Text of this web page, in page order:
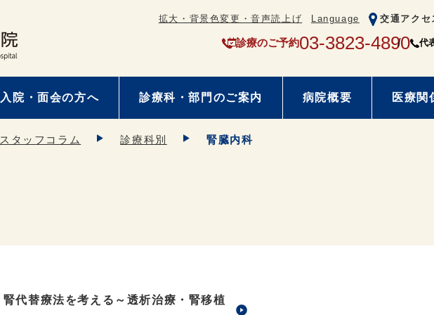
拡大・背景色変更・音声読上げ Language 交通アクセ
診療のご予約03-3823-4890 代
入院・面会の方へ 診療科・部門のご案内 病院概要 医療関
スタッフコラム 診療科別 腎臓内科
腎代替療法を考える～透析治療・腎移植